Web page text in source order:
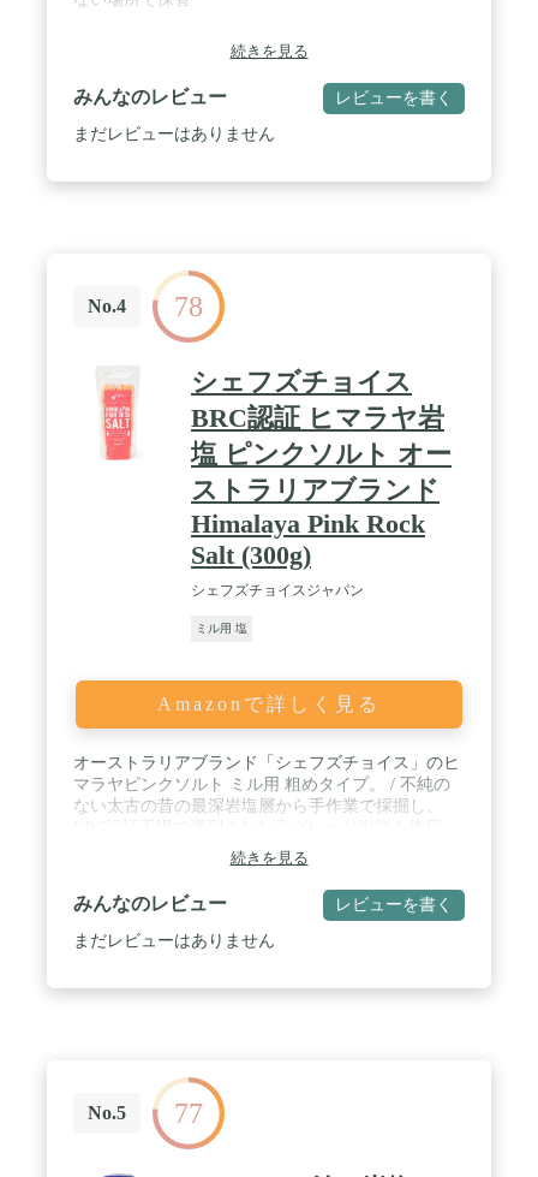
続きを見る
みんなのレビュー レビューを書く
まだレビューはありません
No.4 78
シェフズチョイス
BRC認証 ヒマラヤ岩
塩 ピンクソルト オー
ストラリアブランド
Himalaya Pink Rock
Salt (300g)
シェフズチョイスジャパン
ミル用 塩
Amazonで詳しく見る
オーストラリアブランド「シェフズチョイス」のヒ
マラヤピンクソルト ミル用 粗めタイプ。 / 不純の
ない太古の昔の最深岩塩層から手作業で採掘し、
/ 衛生品質管理規格であるBRC認証を取得。世界で
最も食の安全に厳しいと言われる英国規格のBRC認
証は、安心安全を食卓にお届け致します。 / 日本で
精製される塩は、高度な精製を通過させることで不
純のない塩となりますが、必要なミネラルまでも取
塩として認知されています。
続きを見る
みんなのレビュー レビューを書く
まだレビューはありません
No.5 77